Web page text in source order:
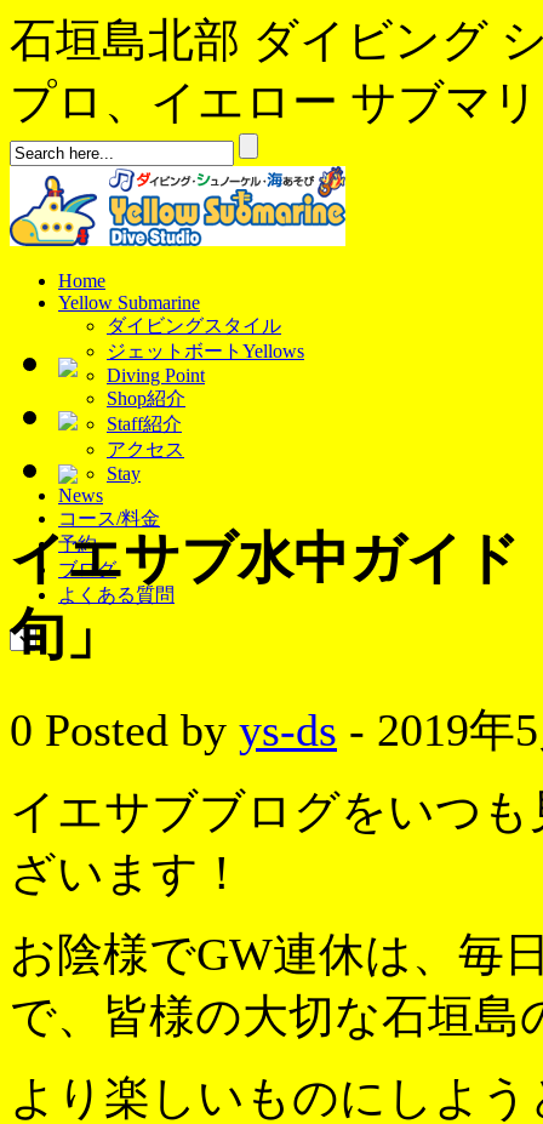
石垣島北部 ダイビング
プロ、イエロー サブマ
Home
Yellow Submarine
ダイビングスタイル
ジェットボートYellows
Diving Point
Shop紹介
Staff紹介
アクセス
Stay
News
コース/料金
予約
ブログ
よくある質問
イエサブ水中ガイ
旬」
0 Posted by ys-ds - 2019年
イエサブブログをいつ
ざいます！
お陰様でGW連休は、毎
で、皆様の大切な石垣島
より楽しいものにしよ